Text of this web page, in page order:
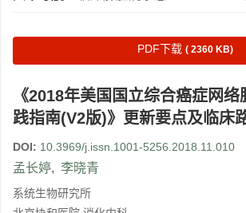
PDF下载 ( 2360 KB)
《2018年美国国立综合癌症网
践指南(V2版)》更新要点及临床
DOI: 10.3969/j.issn.1001-5256.2018.11.010
孟长婷, 李晓青
系统生物研究所